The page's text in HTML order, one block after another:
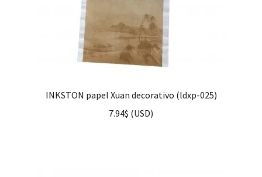
INKSTON papel Xuan decorativo (ldxp-025)
7.94$ (USD)